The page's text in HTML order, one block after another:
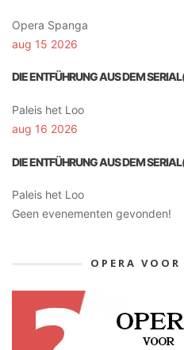
Opera Spanga
aug 15 2026
DIE ENTFÜHRUNG AUS DEM
Paleis het Loo
aug 16 2026
DIE ENTFÜHRUNG AUS DEM
Paleis het Loo
Geen evenementen gevonden!
OPERA